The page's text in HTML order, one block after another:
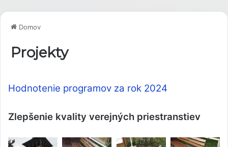
Domov
Projekty
Hodnotenie programov za rok 2024
Zlepšenie kvality verejných priestranstiev